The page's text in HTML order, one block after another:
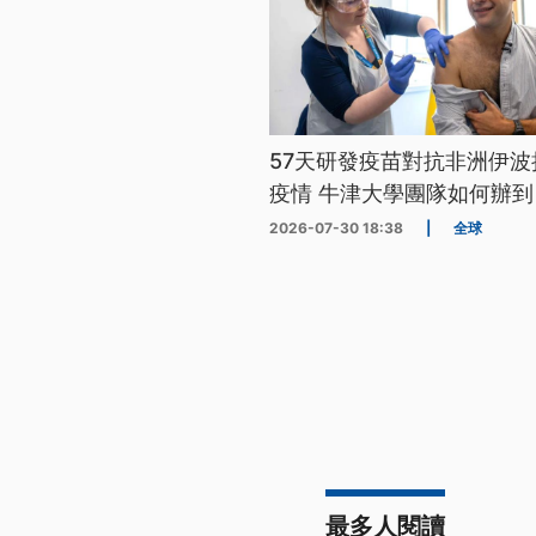
57天研發疫苗對抗非洲伊
疫情 牛津大學團隊如何辦
2026-07-30 18:38 全球
最多人閱讀